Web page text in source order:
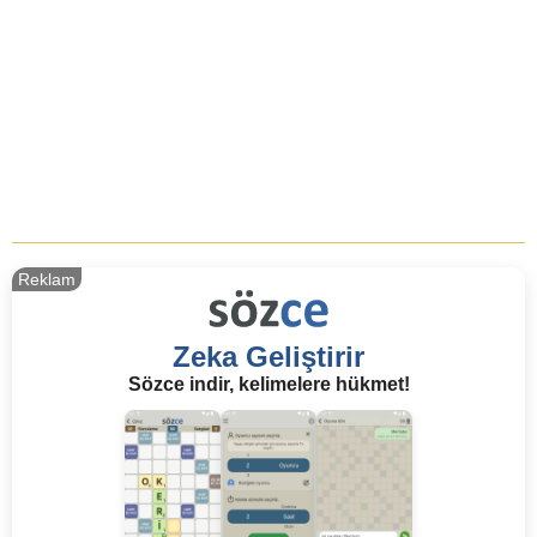
Zeka Geliştirir
Sözce indir, kelimelere hükmet!
Reklam